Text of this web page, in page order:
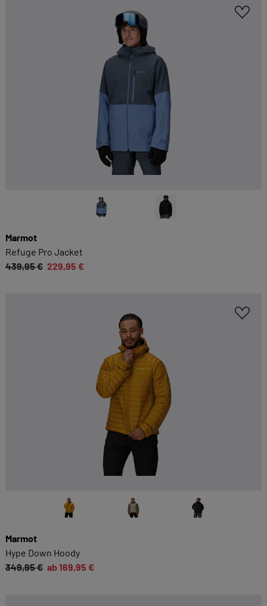
Marmot
Refuge Pro Jacket
439,95 € 229,95 €
Marmot
Hype Down Hoody
349,95 € ab 169,95 €